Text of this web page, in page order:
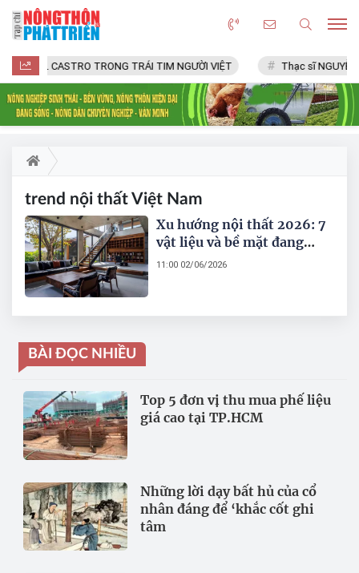
FIDEL CASTRO TRONG TRÁI TIM NGƯỜI VIỆT Thạc sĩ NGUYỄN
trend nội thất Việt Nam
Xu hướng nội thất 2026: 7
vật liệu và bề mặt đang
định hình thiết kế Việt
11:00 02/06/2026
BÀI ĐỌC NHIỀU
Top 5 đơn vị thu mua phế liệu
giá cao tại TP.HCM
Những lời dạy bất hủ của cổ
nhân đáng để ‘khắc cốt ghi
tâm